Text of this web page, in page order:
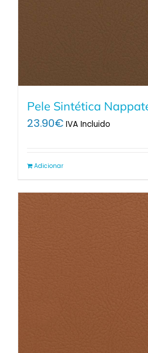
Pele Sintética
23.90€ IVA Incluido
Adicionar